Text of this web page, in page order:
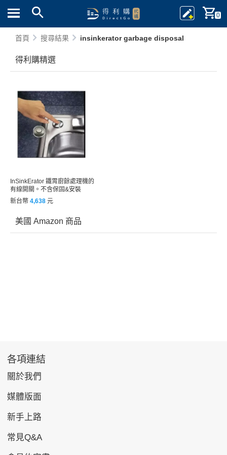
0
首頁 搜尋結果 insinkerator garbage disposal
得利購精選
InSinkErator 鐵胃廚餘處理機的
有線開關。不含保固&安裝
新台幣 4,638 元
美國 Amazon 商品
各項連結
關於我們
媒體版面
新手上路
常見Q&A